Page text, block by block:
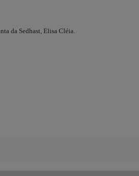
da Sedhast, Elisa Cléia.